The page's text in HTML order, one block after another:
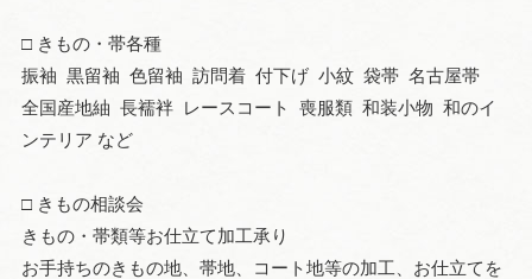
□ きもの・帯各種
振袖 黒留袖 色留袖 訪問着 付下げ 小紋 袋帯 名古屋帯
全国産地紬 長襦袢 レースコート 喪服類 和装小物 和のイ
ンテリア など
□ きもの相談会
きもの・帯類等お仕立て加工承り
お手持ちのきもの地、帯地、コート地等の加工、お仕立てを